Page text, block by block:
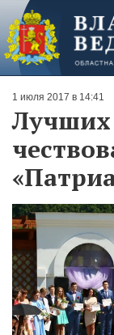
1 июля 2017 в 14:41
Лучших